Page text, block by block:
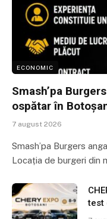
ECONOMIC
Smash’pa
ospătar în
7 august 2026
Smash’pa Burgers
Locația de burgeri din
test